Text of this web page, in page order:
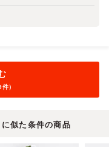
）
似た条件の商品